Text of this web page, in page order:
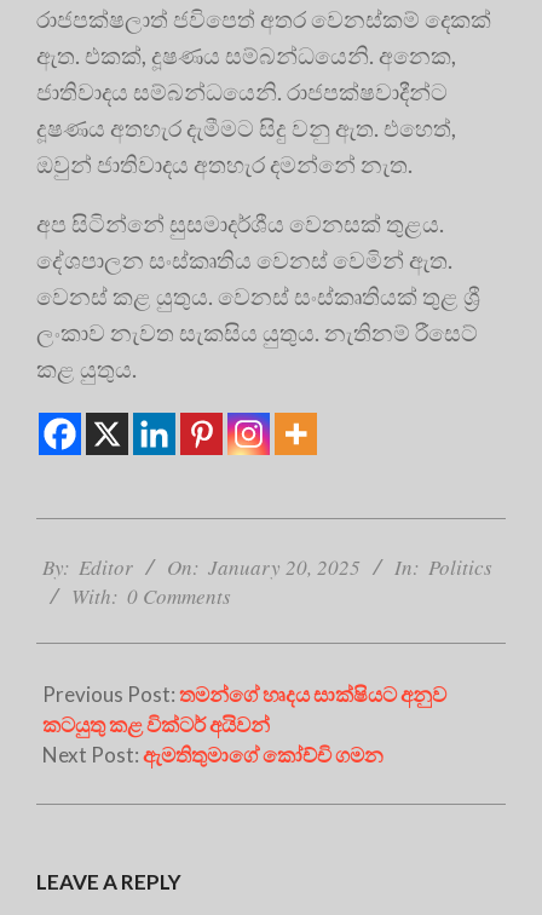
රාජපක්ෂලාත් ජවිපෙත් අතර වෙනස්කම් දෙකක්
ඇත. එකක්, දූෂණය සම්බන්ධයෙනි. අනෙක,
ජාතිවාදය සම්බන්ධයෙනි. රාජපක්ෂවාදීන්ට
දූෂණය අතහැර දැමීමට සිදු වනු ඇත. එහෙත්,
ඔවුන් ජාතිවාදය අතහැර දමන්නේ නැත.
අප සිටින්නේ සුසමාදර්ශීය වෙනසක් තුළය.
දේශපාලන සංස්කෘතිය වෙනස් වෙමින් ඇත.
වෙනස් කළ යුතුය. වෙනස් සංස්කෘතියක් තුළ ශ්‍රී
ලංකාව නැවත සැකසිය යුතුය. නැතිනම් රීසෙට්
කළ යුතුය.
01-
20
By: Editor On: January 20, 2025 In: Politics
With: 0 Comments
Previous Post:තමන්ගේ හෘදය සාක්ෂියට අනුව
කටයුතු කළ වික්ටර් අයිවන්
Next Post:ඇමතිතුමාගේ කෝච්චි ගමන
LEAVE A REPLY